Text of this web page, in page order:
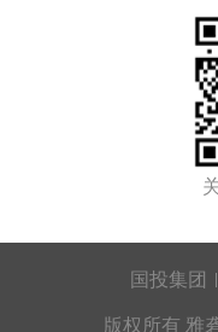
国投集团
版权所有 雅